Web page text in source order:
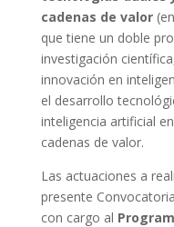
cadenas de valor
que tiene un doble
investigación
innovación en
el desarrollo
inteligencia artificial
cadenas de valor.
Las actuaciones a
presente
con cargo al